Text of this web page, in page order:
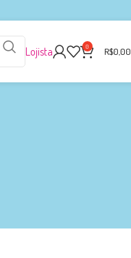
Lojista 0 R$0,00